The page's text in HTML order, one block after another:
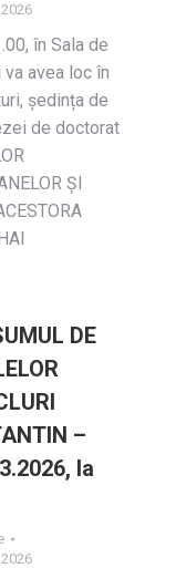
în Sala de
avea loc în
ședința de
de doctorat
ȘI
DE
–
la